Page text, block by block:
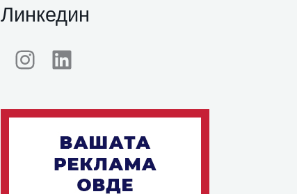
Линкедин